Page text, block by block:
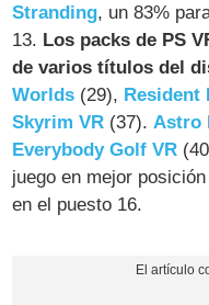
Stranding, un 83%
13. Los packs de PS
de varios títulos del
Worlds (29), Resident
Skyrim VR (37).Astro
Everybody Golf VR
juego en mejor
en el puesto 16.